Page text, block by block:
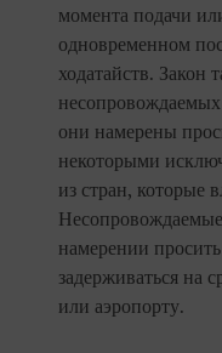
момента подачи
одновременном
ходатайств. Закон
несопровождаемых
они намерены
некоторыми
из стран, которые
намерении
задерживаться на
или аэропорту.